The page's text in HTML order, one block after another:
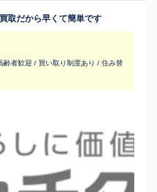
取だから早くて簡単です
齢者歓迎 / 買い取り制度あり / 住み替